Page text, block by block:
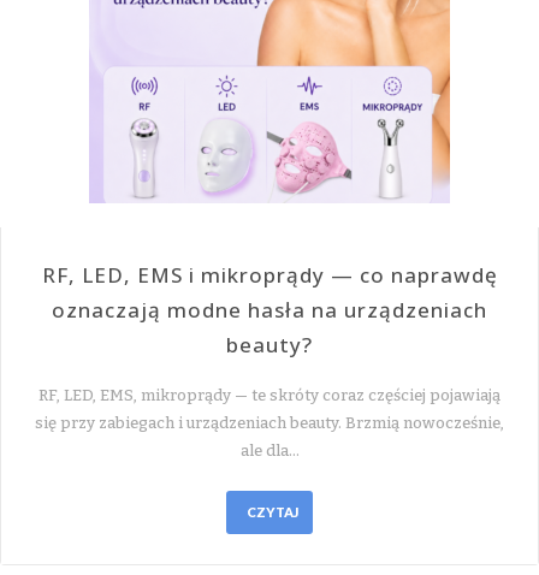
RF, LED, EMS i mikroprądy — co naprawdę
oznaczają modne hasła na urządzeniach
beauty?
RF, LED, EMS, mikroprądy — te skróty coraz częściej pojawiają
się przy zabiegach i urządzeniach beauty. Brzmią nowocześnie,
ale dla…
CZYTAJ